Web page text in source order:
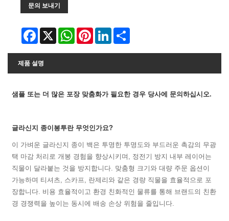
문의 보내기
Facebook
X WhatsAppPinterestLinkedIn
제품 설명
샘플 또는 더 많은 포장 맞춤화가 필요한 경우 당사에 문의하십시오.
글라신지 종이봉투란 무엇인가요?
이 가벼운 글라신지 종이 백은 투명한 투명도와 부드러운 촉감의 무광
택 마감 처리로 개봉 경험을 향상시키며, 정전기 방지 내부 레이어는
직물이 달라붙는 것을 방지합니다. 맞춤형 크기와 대량 주문 옵션이
가능하며 티셔츠, 스카프, 란제리와 같은 경량 직물을 효율적으로 포
장합니다. 비용 효율적이고 환경 친화적인 물류를 통해 브랜드의 친환
경 경쟁력을 높이는 동시에 배송 손상 위험을 줄입니다.